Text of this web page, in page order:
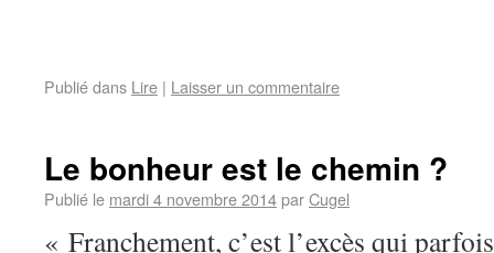
Publié dans Lire | Laisser un commentaire
Le bonheur est le chemin ?
Publié le mardi 4 novembre 2014parCugel
« Franchement, c’est l’excès qui